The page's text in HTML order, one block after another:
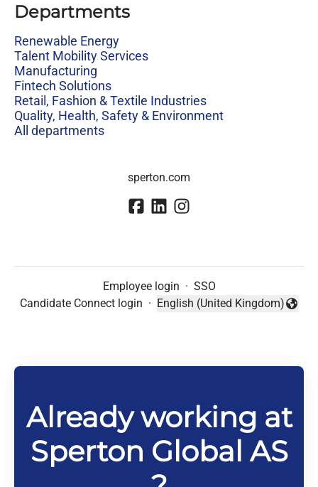
Departments
Renewable Energy
Talent Mobility Services
Manufacturing
Fintech Solutions
Retail, Fashion & Textile Industries
Quality, Health, Safety & Environment
All departments
sperton.com
Employee login · SSO
Candidate Connect login ·
Change language
English (United Kingdom)
Already working at
Sperton Global AS